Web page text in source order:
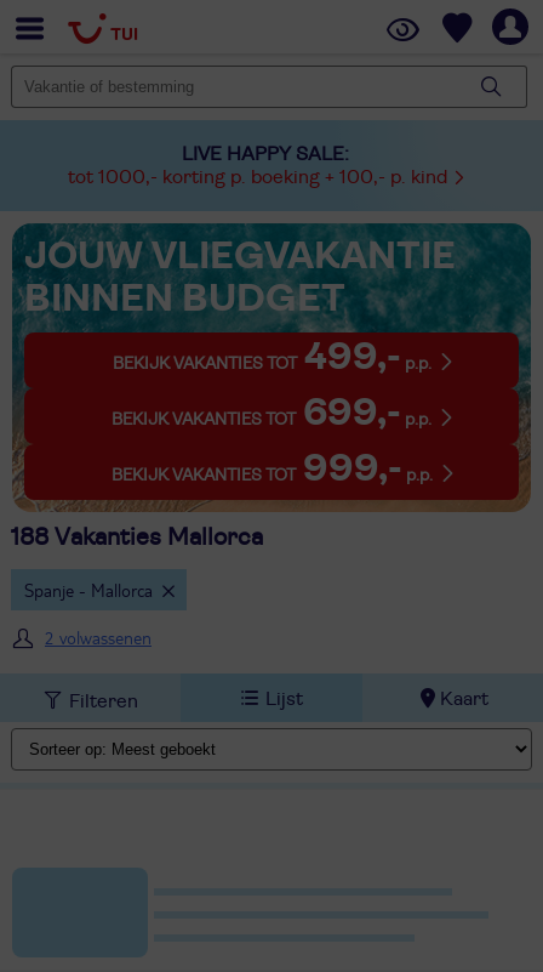
LIVE HAPPY SALE:
tot 1000,- korting p. boeking + 100,- p. kind
JOUW VLIEGVAKANTIE
BINNEN BUDGET
BEKIJK VAKANTIES TOT 499,- p.p.
BEKIJK VAKANTIES TOT 699,- p.p.
BEKIJK VAKANTIES TOT 999,- p.p.
188 Vakanties Mallorca
Spanje - Mallorca
2 volwassenen
Filteren Lijst Kaart